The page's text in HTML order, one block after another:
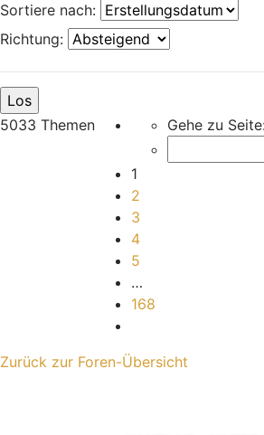
Sortiere nach:
Richtung:
5033 Themen Seite1von168
Gehe zu
1
2
3
4
5
…
168
Zurück zur Foren-Übersicht